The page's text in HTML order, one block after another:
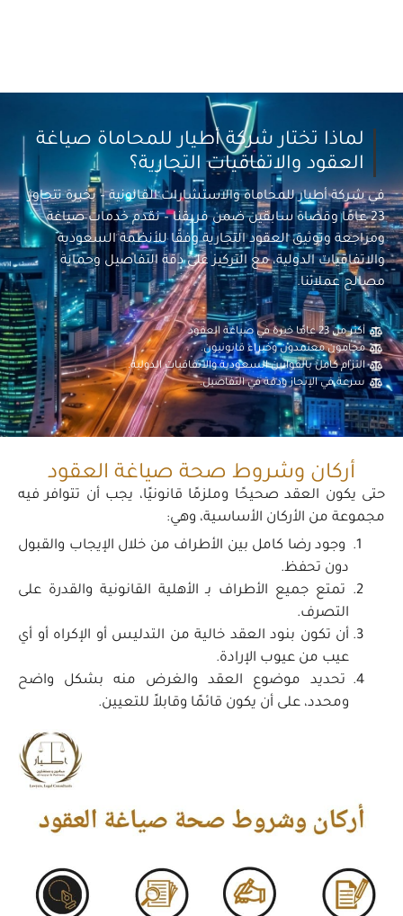
لماذا تختار شركة أطيار للمحاماة صياغة
العقود والاتفاقيات التجارية؟
في شركة أطيار للمحاماة والاستشارات القانونية – بخبرة تتجاوز
23 عامًا وقضاة سابقين ضمن فريقنا – نقدم خدمات صياغة
ومراجعة وتوثيق العقود التجارية وفقًا للأنظمة السعودية
والاتفاقيات الدولية، مع التركيز على دقة التفاصيل وحماية
مصالح عملائنا.
أكثر من 23 عامًا خبرة في صياغة العقود
محامون معتمدون وخبراء قانونيون.
التزام كامل بالقوانين السعودية والاتفاقيات الدولية.
سرعة في الإنجاز ودقة في التفاصيل.
أركان وشروط صحة صياغة العقود
حتى يكون العقد صحيحًا وملزمًا قانونيًا، يجب أن تتوافر فيه
مجموعة من الأركان الأساسية، وهي:
وجود رضا كامل بين الأطراف من خلال الإيجاب والقبول
دون تحفظ.
تمتع جميع الأطراف بـ الأهلية القانونية والقدرة على
التصرف.
أن تكون بنود العقد خالية من التدليس أو الإكراه أو أي
عيب من عيوب الإرادة.
تحديد موضوع العقد والغرض منه بشكل واضح
ومحدد، على أن يكون قائمًا وقابلاً للتعيين.